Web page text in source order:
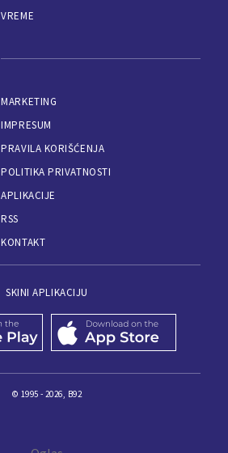
VREME
MARKETING
IMPRESUM
PRAVILA KORIŠĆENJA
POLITIKA PRIVATNOSTI
APLIKACIJE
RSS
KONTAKT
SKINI APLIKACIJU
© 1995 - 2026, B92